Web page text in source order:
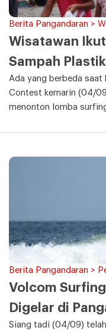
Berita Pangandaran >
Wisatawan
Sampah Plastik
Ada yang berbeda
Contest kemarin (04/
menonton lomba
Berita Pangandaran >
Volcom
Digelar di
Siang tadi (04/09)